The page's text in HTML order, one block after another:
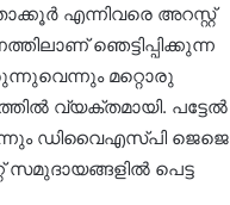
എന്നിവരെ അറസ്റ്റ്
ഞെട്ടിപ്പിക്കുന്ന
മറ്റൊരു
വ്യക്തമായി. പട്ടേൽ
ഡിവൈഎസ്പി ജെജെ
പെട്ട